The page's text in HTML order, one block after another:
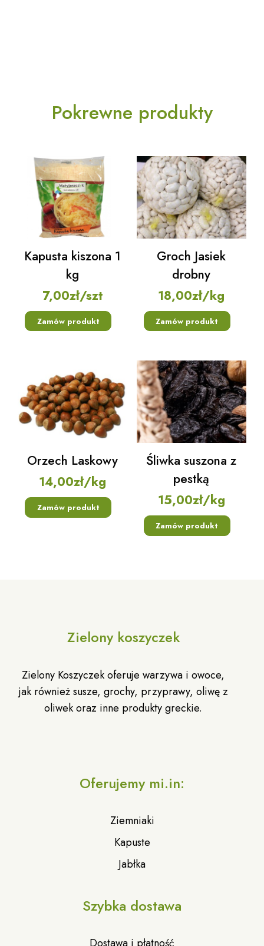
Pokrewne produkty
Kapusta kiszona 1
kg
7,00zł/szt
Zamów produkt
Groch Jasiek
drobny
18,00zł/kg
Zamów produkt
Orzech Laskowy
14,00zł/kg
Zamów produkt
Śliwka suszona z
pestką
15,00zł/kg
Zamów produkt
Zielony koszyczek
Zielony Koszyczek oferuje warzywa i owoce,
jak również susze, grochy, przyprawy, oliwę z
oliwek oraz inne produkty greckie.
Oferujemy mi.in:
Ziemniaki
Kapuste
Jabłka
Szybka dostawa